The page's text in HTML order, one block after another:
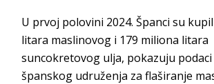
U prvoj polovini 2024. Španci su
litara maslinovog i 179 miliona litara
suncokretovog ulja, pokazuju
španskog udruženja za flaširanje